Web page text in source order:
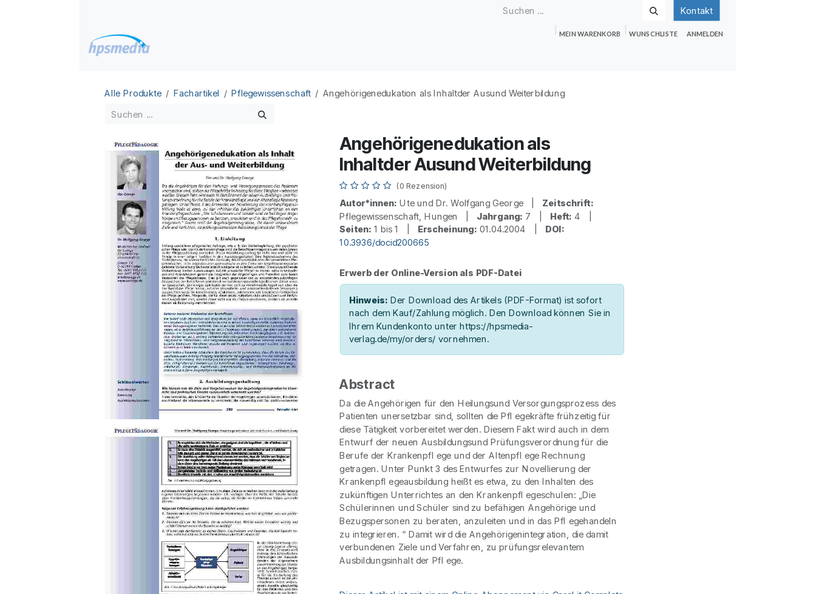
Kontakt
MEIN WARENKORB WUNSCHLISTE ANMELDEN
Alle Produkte Fachartikel Pflegewissenschaft Angehörigenedukation als Inhaltder Ausund Weiterbildung
Angehörigenedukation als
Inhaltder Ausund Weiterbildung
(0 Rezension)
Autor*innen: Ute und Dr. Wolfgang George | Zeitschrift:
Pflegewissenschaft, Hungen | Jahrgang: 7 | Heft: 4 |
Seiten: 1 bis 1 | Erscheinung: 01.04.2004 | DOI:
10.3936/docid200665
Erwerb der Online-Version als PDF-Datei
Hinweis: Der Download des Artikels (PDF-Format) ist sofort
nach dem Kauf/Zahlung möglich. Den Download können Sie in
Ihrem Kundenkonto unter https://hpsmedia-
verlag.de/my/orders/ vornehmen.
Abstract
Da die Angehörigen für den Heilungsund Versorgungsprozess des
Patienten unersetzbar sind, sollten die Pfl egekräfte frühzeitig für
diese Tätigkeit vorbereitet werden. Diesem Fakt wird auch in dem
Entwurf der neuen Ausbildungsund Prüfungsverordnung für die
Berufe der Krankenpfl ege und der Altenpfl ege Rechnung
getragen. Unter Punkt 3 des Entwurfes zur Novellierung der
Krankenpfl egeausbildung heißt es etwa, zu den Inhalten des
zukünftigen Unterrichtes an den Krankenpfl egeschulen: „Die
Schülerinnen und Schüler sind zu befähigen Angehörige und
Bezugspersonen zu beraten, anzuleiten und in das Pfl egehandeln
zu integrieren. “ Damit wird die Angehörigenintegration, die damit
verbundenen Ziele und Verfahren, zu prüfungsrelevantem
Ausbildungsinhalt der Pfl ege.